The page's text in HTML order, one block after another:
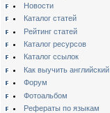
Новости
Каталог статей
Рейтинг статей
Каталог ресурсов
Каталог ссылок
Как выучить английский
Форум
Фотоальбом
Рефераты по языкам